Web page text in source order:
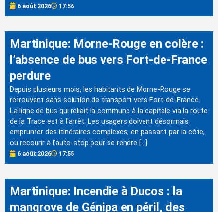
6 août 2026 17:56
Martinique: Morne-Rouge en colère :
l’absence de bus vers Fort-de-France
perdure
Depuis plusieurs mois, les habitants de Morne-Rouge se
retrouvent sans solution de transport vers Fort-de-France.
La ligne de bus qui reliait la commune à la capitale via la route
de la Trace est à l'arrêt. Les usagers doivent désormais
emprunter des itinéraires complexes, en passant par la côte,
ou recourir à l'auto-stop pour se rendre […]
6 août 2026 17:55
Martinique: Incendie à Ducos : la
mangrove de Génipa en péril, des